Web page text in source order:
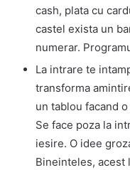
cash, plata cu
castel exista un
numerar.
La intrare te
transforma
un tablou facand
Se face poza la
iesire. O idee
Bineinteles, acest